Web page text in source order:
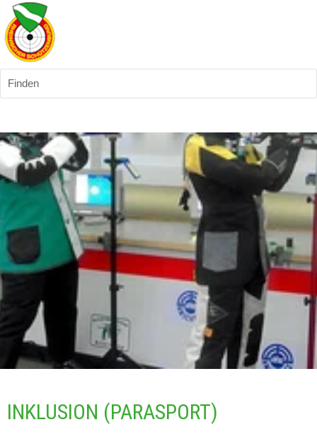
Finden
INKLUSION (PARASPORT)